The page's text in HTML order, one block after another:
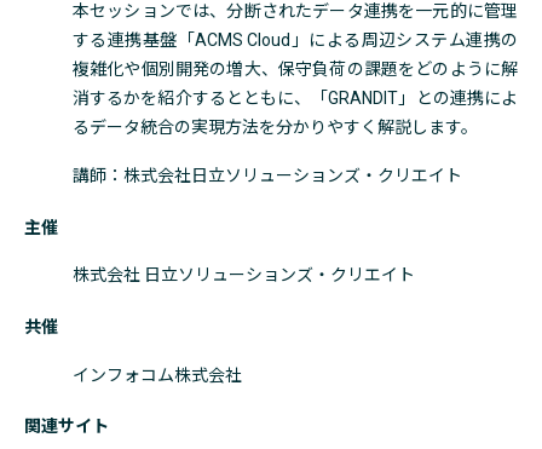
本セッションでは、分断されたデータ連携を一元的に管理
する連携基盤「ACMS Cloud」による周辺システム連携の
複雑化や個別開発の増大、保守負荷の課題をどのように解
消するかを紹介するとともに、「GRANDIT」との連携によ
るデータ統合の実現方法を分かりやすく解説します。
講師：株式会社日立ソリューションズ・クリエイト
主催
株式会社 日立ソリューションズ・クリエイト
共催
インフォコム株式会社
関連サイト